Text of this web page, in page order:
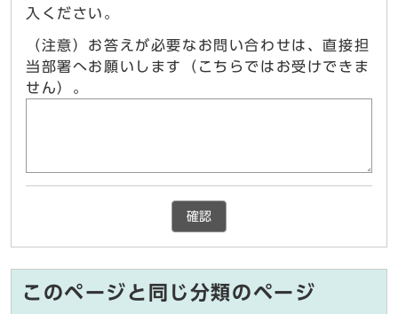
入ください。
（注意）お答えが必要なお問い合わせは、直接担
当部署へお願いします（こちらではお受けできま
せん）。
確認
このページと同じ分類のページ